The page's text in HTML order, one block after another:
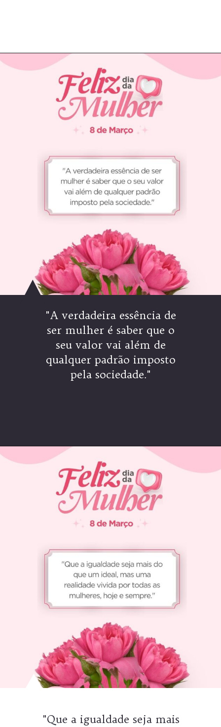
Opening
"A verdadeira essência de
ser mulher é saber que o
seu valor vai além de
qualquer padrão imposto
pela sociedade."
Opening
"Que a igualdade seja mais